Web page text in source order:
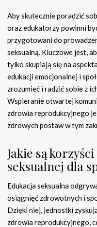
Aby skutecznie poradzić
oraz edukatorzy powinni
przygotowani do
seksualną. Kluczowe jest,
tylko skupiają się na
edukacji emocjonalnej i
zrozumieć i radzić sobie z
Wspieranie otwartej
zdrowia reprodukcyjnego
zdrowych postaw w tym
Jakie są
seksualnej dla
Edukacja seksualna
osiągnięć zdrowotnych i
Dzięki niej, jednostki
zdrowia reprodukcyjnego,